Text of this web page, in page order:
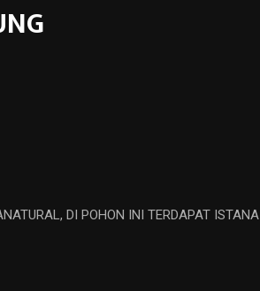
DI POHON INI TERDAPAT ISTANA